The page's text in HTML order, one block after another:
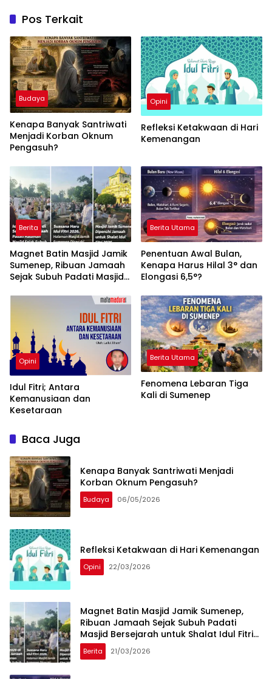
Pos Terkait
Budaya
Kenapa Banyak Santriwati
Menjadi Korban Oknum
Pengasuh?
Opini
Refleksi Ketakwaan di Hari
Kemenangan
Berita
Magnet Batin Masjid Jamik
Sumenep, Ribuan Jamaah
Sejak Subuh Padati Masjid
Idul Fitri 2026
Berita Utama
Penentuan Awal Bulan,
Kenapa Harus Hilal 3° dan
Elongasi 6,5°?
Opini
Idul Fitri; Antara
Kemanusiaan dan
Kesetaraan
Berita Utama
Fenomena Lebaran Tiga
Kali di Sumenep
Baca Juga
Kenapa Banyak Santriwati Menjadi
Korban Oknum Pengasuh?
Budaya 06/05/2026
Refleksi Ketakwaan di Hari Kemenangan
Opini 22/03/2026
Magnet Batin Masjid Jamik Sumenep,
Ribuan Jamaah Sejak Subuh Padati
Masjid Bersejarah untuk Shalat Idul Fitri
2026
Berita 21/03/2026